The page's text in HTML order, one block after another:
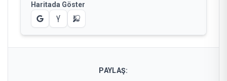
Haritada Göster
PAYLAŞ: